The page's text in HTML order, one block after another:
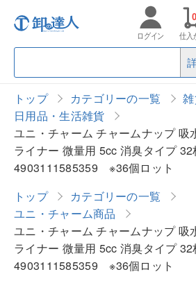
ログイン 仕入
0
トップ カテゴリーの一覧
日用品・生活雑貨
ユニ・チャーム チャームナップ 吸
ライナー 微量用 5cc 消臭タイプ
4903111585359 ※36個ロット
トップ
カテゴリーの一覧
ユニ・チャーム商品
ユニ・チャーム チャームナップ 吸
ライナー 微量用 5cc 消臭タイプ
4903111585359 ※36個ロット